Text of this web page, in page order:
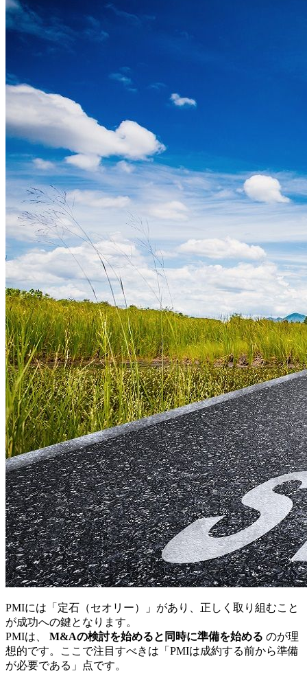
PMIには「定石（セオリー）」があり、正しく取り組むこと
が成功への鍵となります。
PMIは、 M&Aの検討を始めると同時に準備を始める のが理
想的です。ここで注目すべきは「PMIは成約する前から準備
が必要である」点です。